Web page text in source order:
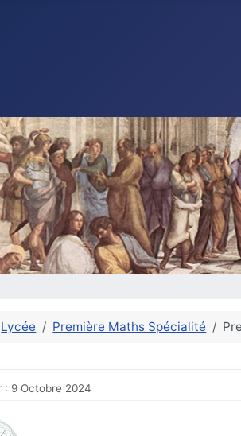
Lycée Première Maths Spécialité
: 9 Octobre 2024